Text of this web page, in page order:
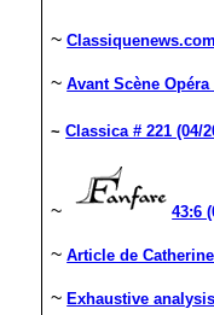
~
~Avant Scène Opéra
~Classica # 221 (04/
~ 43:6
~Article de
~Exhaustive